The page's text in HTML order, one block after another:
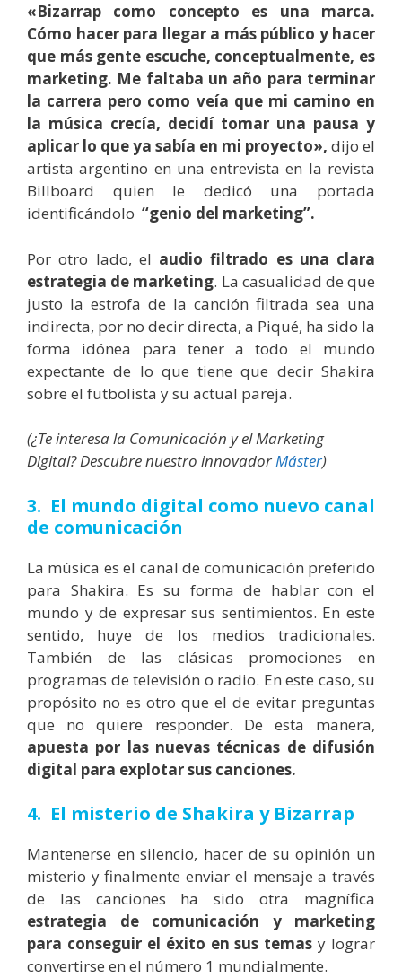
«Bizarrap como concepto es una marca.
Cómo hacer para llegar a más público y hacer
que más gente escuche, conceptualmente, es
marketing. Me faltaba un año para terminar
la carrera pero como veía que mi camino en
la música crecía, decidí tomar una pausa y
aplicar lo que ya sabía en mi proyecto», dijo el
artista argentino en una entrevista en la revista
Billboard quien le dedicó una portada
identificándolo “genio del marketing”.
Por otro lado, el audio filtrado es una clara
estrategia de marketing. La casualidad de que
justo la estrofa de la canción filtrada sea una
indirecta, por no decir directa, a Piqué, ha sido la
forma idónea para tener a todo el mundo
expectante de lo que tiene que decir Shakira
sobre el futbolista y su actual pareja.
(¿Te interesa la Comunicación y el Marketing
Digital? Descubre nuestro innovadorMáster)
3. El mundo digital como nuevo canal
de comunicación
La música es el canal de comunicación preferido
para Shakira. Es su forma de hablar con el
mundo y de expresar sus sentimientos. En este
sentido, huye de los medios tradicionales.
También de las clásicas promociones en
programas de televisión o radio. En este caso, su
propósito no es otro que el de evitar preguntas
que no quiere responder. De esta manera,
apuesta por las nuevas técnicas de difusión
digital para explotar sus canciones.
4. El misterio de Shakira y Bizarrap
Mantenerse en silencio, hacer de su opinión un
misterio y finalmente enviar el mensaje a través
de las canciones ha sido otra magnífica
estrategia de comunicación y marketing
para conseguir el éxito en sus temas y lograr
convertirse en el número 1 mundialmente.